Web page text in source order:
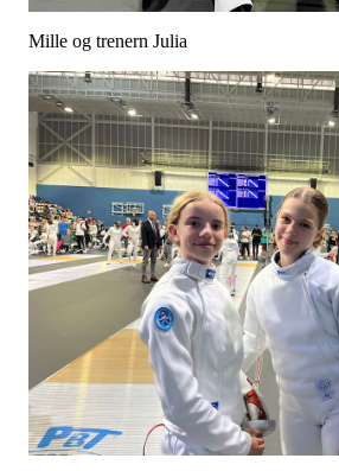
Mille og trenern Julia